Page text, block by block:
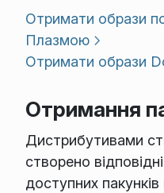
Отримати образи
Плазмою
Отримати образи
Отримання
Дистрибутивами
створено
доступних